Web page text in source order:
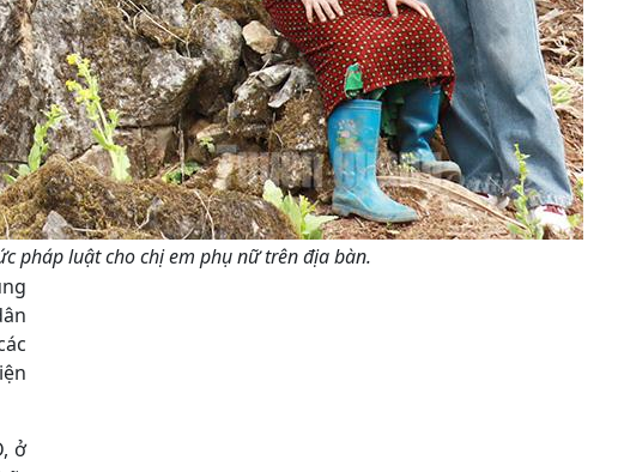
pháp luật cho chị em phụ nữ trên địa bàn.
ở